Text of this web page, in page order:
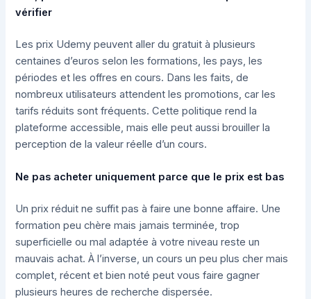
vérifier
Les prix Udemy peuvent aller du gratuit à plusieurs
centaines d’euros selon les formations, les pays, les
périodes et les offres en cours. Dans les faits, de
nombreux utilisateurs attendent les promotions, car les
tarifs réduits sont fréquents. Cette politique rend la
plateforme accessible, mais elle peut aussi brouiller la
perception de la valeur réelle d’un cours.
Ne pas acheter uniquement parce que le prix est bas
Un prix réduit ne suffit pas à faire une bonne affaire. Une
formation peu chère mais jamais terminée, trop
superficielle ou mal adaptée à votre niveau reste un
mauvais achat. À l’inverse, un cours un peu plus cher mais
complet, récent et bien noté peut vous faire gagner
plusieurs heures de recherche dispersée.